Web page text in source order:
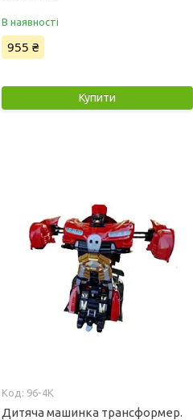
В наявності
955 ₴
Купити
96-4K
Дитяча машинка трансформер.